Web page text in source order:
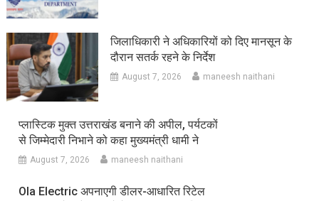
जिलाधिकारी ने अधिकारियों को दिए मानसून के
दौरान सतर्क रहने के निर्देश
August 7, 2026 maneesh naithani
प्लास्टिक मुक्त उत्तराखंड बनाने की अपील, पर्यटकों
से जिम्मेदारी निभाने को कहा मुख्यमंत्री धामी ने
August 7, 2026 maneesh naithani
Ola Electric अपनाएगी डीलर-आधारित रिटेल